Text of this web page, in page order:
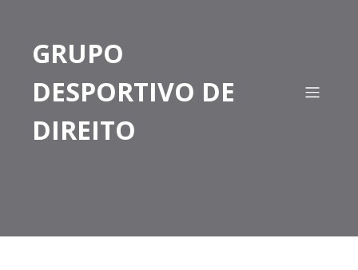
GRUPO
DESPORTIVO DE
DIREITO